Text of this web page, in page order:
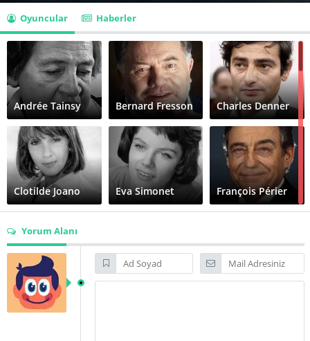
ve Yves Montand'ın da solcu bir partinin önde gelen
temsilcilerinden birini canlandırdığı filmde barışın önemi, faşist
çeteler ile hükümet içindeki güçlerin ilişkisi bağlamında derin devlet
sorunsalı irdelenmektedir. Filmde Yunanistan'ın adı hiç
verilmemesine karşın, aslında 1963 senesinde suikasta kurban giden
Grigoris Lambrakis ve çevresinde dönen olaylar anlatılmaktadır.
Film, En İyi Yabancı Film dalında Oscar Ödülü kazanmıştır.
Cannes'da Jean-Louis Trintignant bu film ile En İyi Aktör ödülünü
aldı. New York Film eleştirmenleri (New York Film Critics) ve Ulusal
Film Eleştirmenleri Derneği (National Society of Film Critics) filmi En
İyi Film olarak değerlendirdiler.
Oyuncular Haberler
Andrée Tainsy Bernard Fresson Charles Denner
Clotilde Joano Eva Simonet François Périer
Gabriel Jabbour Georges Géret
Georges
Rouquier
Yorum Alanı